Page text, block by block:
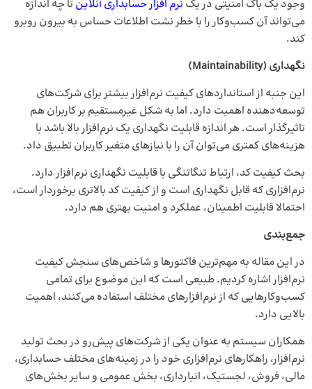
وجود یک باگ امنیتی در یک نرم‌ افزار حسابداری آنلاین تا چه اندازه
می‌تواند آن کسب‌وکار را با خطر نشت اطلاعات حساس به بیرون روبرو
کند.
نگهداری (Maintainability)
این جنبه از استانداردهای کیفیت نرم‌افزار بیشتر برای شرکت‌های
توسعه‌دهنده اهمیت دارد. اما به شکل غیرمستقیم بر کاربران هم
تاثیرگذار است. هر اندازه قابلیت نگهداری یک نرم‌افزار بالا باشد با
هزینه‌های کمتری می‌توان آن را با نیازهای متغیر کاربران تطبیق داد.
بحث کیفیت کد، ارتباط تنگاتنگی با قابلیت نگهداری نرم‌افزار دارد.
نرم‌افزاری که قابل نگهداری است و از کیفیت کد بالاتری برخوردار است،
احتمالا قابلیت اطمینان، عملکرد و امنیت بهتری هم دارد.
جمع‌بندی
در این مقاله به مهم‌ترین فاکتورها و شاخص‌های سنجش کیفیت
نرم‌افزار اشاره کردیم. طبیعی است که این موضوع برای تمامی
کسب‌وکارهایی که از نرم‌افزارهای مختلف استفاده می‌کنند، اهمیت
بالایی دارد.
همکاران سیستم به عنوان یکی از شرکت‌های پیش‌رو در بحث تولید
نرم‌افزار، راهکارهای نرم‌افزاری خود را در زمینه‌های مختلف حسابداری،
مالی، فروش، لجستیک، انبارداری، بخش عمومی و سایر بخش‌های